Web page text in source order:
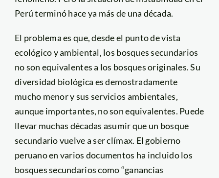
Perú terminó hace ya más de una década.
El problema es que, desde el punto de vista
ecológico y ambiental, los bosques secundarios
no son equivalentes a los bosques originales. Su
diversidad biológica es demostradamente
mucho menor y sus servicios ambientales,
aunque importantes, no son equivalentes. Puede
llevar muchas décadas asumir que un bosque
secundario vuelve a ser clímax. El gobierno
peruano en varios documentos ha incluido los
bosques secundarios como “ganancias